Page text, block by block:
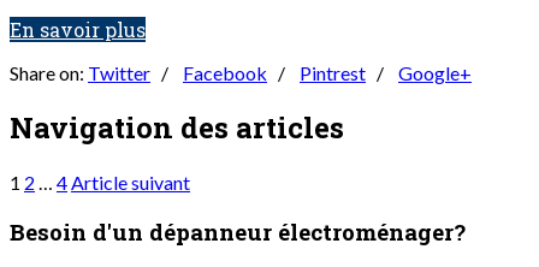
En savoir plus
Share on: Twitter / Facebook / Pintrest / Google+
Navigation des articles
1 2 … 4Article suivant
Besoin d'un dépanneur électroménager?